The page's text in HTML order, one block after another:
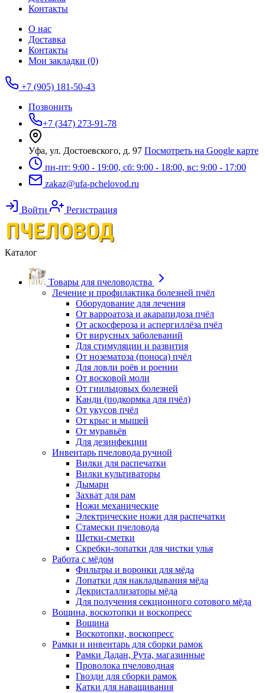
Контакты
О нас
Доставка
Контакты
Мои закладки (0)
+7 (905) 181-50-43
Позвонить
+7 (347) 273-91-78
Уфа, ул. Достоевского, д. 97 Посмотреть на Google карте
пн-пт: 9:00 - 19:00, сб: 9:00 - 18:00, вс: 9:00 - 17:00
zakaz@ufa-pchelovod.ru
Войти Регистрация
Каталог
Товары для пчеловодства
Лечение и профилактика болезней пчёл
Оборудование для лечения
От варроатоза и акарапидоза пчёл
От аскосфероза и аспергиллёза пчёл
От вирусных заболеваний
Для стимуляции и развития
От нозематоза (поноса) пчёл
Для ловли роёв и роении
От восковой моли
От гнильцовых болезней
Канди (подкормка для пчёл)
От укусов пчёл
От крыс и мышей
От муравьёв
Для дезинфекции
Инвентарь пчеловода ручной
Вилки для распечатки
Вилки культиваторы
Дымари
Захват для рам
Ножи механические
Электрические ножи для распечатки
Стамески пчеловода
Щетки-сметки
Скребки-лопатки для чистки улья
Работа с мёдом
Фильтры и воронки для мёда
Лопатки для накладывания мёда
Декристаллизаторы мёда
Для получения секционного сотового мёда
Вощина, воскотопки и воскопресс
Вощина
Воскотопки, воскопресс
Рамки и инвентарь для сборки рамок
Рамки Дадан, Рута, магазинные
Проволока пчеловодная
Гвозди для сборки рамок
Катки для наващивания